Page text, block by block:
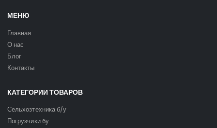
МЕНЮ
Главная
О нас
Блог
Контакты
КАТЕГОРИИ ТОВАРОВ
Сельхозтехника б/у
Погрузчики бу